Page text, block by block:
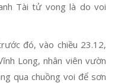
Tài tử vong là do voi
đó, vào chiều 23.12,
Long, nhân viên vườn
qua chuồng voi để sơn